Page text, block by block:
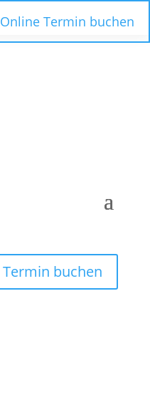
Termin buchen
Online Termin buchen